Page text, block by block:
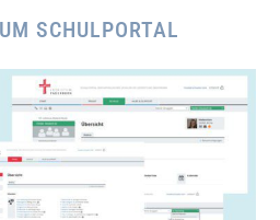
SCHULPORTAL